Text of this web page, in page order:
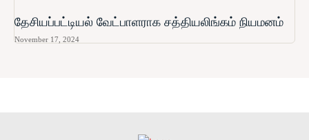
தேசியப்பட்டியல் வேட்பாளராக சத்தியலிங்கம் நியமனம்
November 17, 2024